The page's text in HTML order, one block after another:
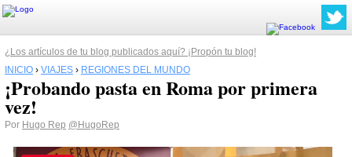
¿Los artículos de tu blog publicados aquí? ¡Propón tu blog!
INICIO › VIAJES › REGIONES DEL MUNDO
¡Probando pasta en Roma por primera
vez!
Por Hugo Rep @HugoRep